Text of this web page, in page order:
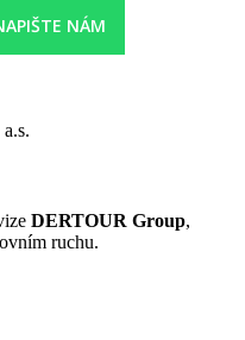
NÁM
DERTOUR Group,
ruchu.